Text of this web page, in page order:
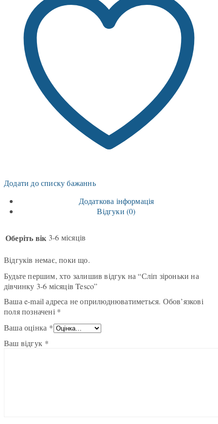
Додати до списку бажаннь
Додаткова інформація
Відгуки (0)
Оберіть вік 3-6 місяців
Відгуків немає, поки що.
Будьте першим, хто залишив відгук на “Сліп зіроньки на
дівчинку 3-6 місяців Tesco”
Ваша e-mail адреса не оприлюднюватиметься. Обов’язкові
поля позначені *
Ваша оцінка *
Ваш відгук *